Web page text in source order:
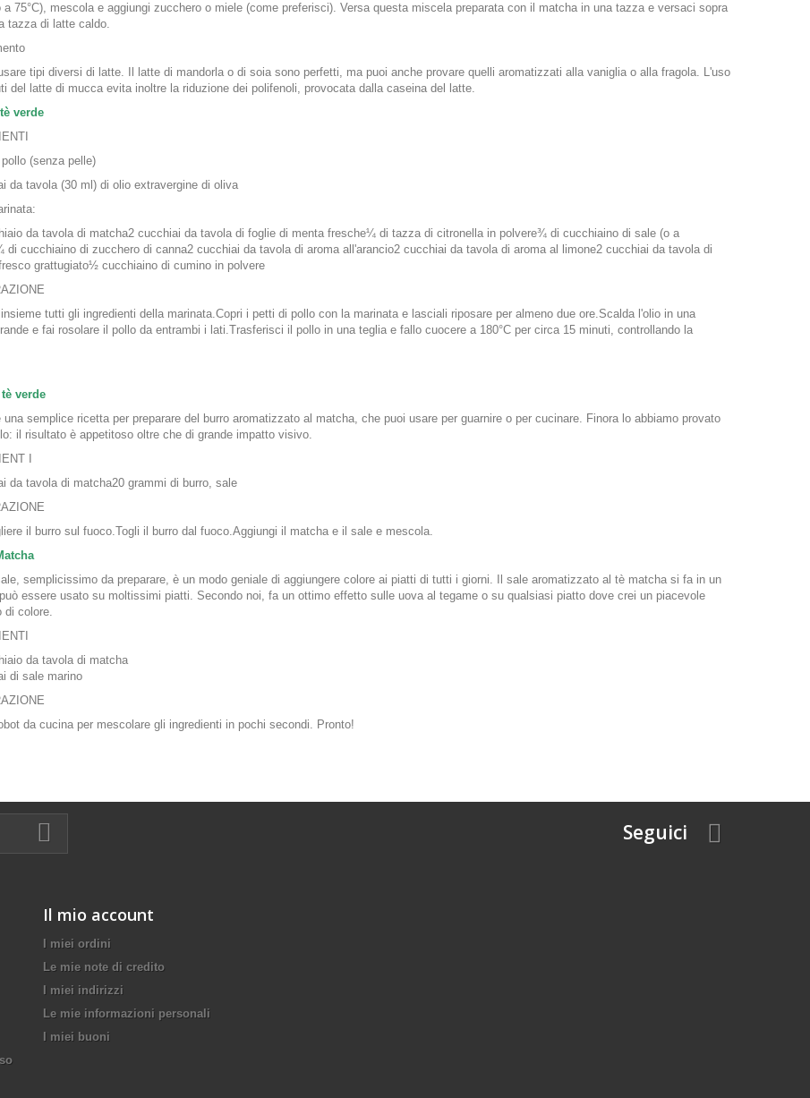
a 75°C), mescola e aggiungi zucchero o miele (come preferisci). Versa questa miscela preparata con il matcha in una tazza e versaci sopra
tazza di latte caldo.
tipi diversi di latte. Il latte di mandorla o di soia sono perfetti, ma puoi anche provare quelli aromatizzati alla vaniglia o alla fragola. L'uso
del latte di mucca evita inoltre la riduzione dei polifenoli, provocata dalla caseina del latte.
verde
(senza pelle)
da tavola (30 ml) di olio extravergine di oliva
da tavola di matcha2 cucchiai da tavola di foglie di menta fresche¼ di tazza di citronella in polvere¾ di cucchiaino di sale (o a
di cucchiaino di zucchero di canna2 cucchiai da tavola di aroma all'arancio2 cucchiai da tavola di aroma al limone2 cucchiai da tavola di
grattugiato½ cucchiaino di cumino in polvere
tutti gli ingredienti della marinata.Copri i petti di pollo con la marinata e lasciali riposare per almeno due ore.Scalda l'olio in una
e fai rosolare il pollo da entrambi i lati.Trasferisci il pollo in una teglia e fallo cuocere a 180°C per circa 15 minuti, controllando la
verde
una semplice ricetta per preparare del burro aromatizzato al matcha, che puoi usare per guarnire o per cucinare. Finora lo abbiamo provato
il risultato è appetitoso oltre che di grande impatto visivo.
I
da tavola di matcha20 grammi di burro, sale
il burro sul fuoco.Togli il burro dal fuoco.Aggiungi il matcha e il sale e mescola.
semplicissimo da preparare, è un modo geniale di aggiungere colore ai piatti di tutti i giorni. Il sale aromatizzato al tè matcha si fa in un
essere usato su moltissimi piatti. Secondo noi, fa un ottimo effetto sulle uova al tegame o su qualsiasi piatto dove crei un piacevole
di colore.
da tavola di matcha
di sale marino
da cucina per mescolare gli ingredienti in pochi secondi. Pronto!
Seguici
Il mio account
I miei ordini
Le mie note di credito
I miei indirizzi
Le mie informazioni personali
I miei buoni